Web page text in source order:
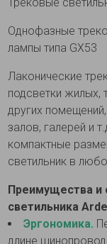
Однофазные
лампы типа GX53
Лаконические
подсветки жилых,
других
залов, галерей и
компактные
светильник в
Преимущества и
светильника
Эргономика.
длине